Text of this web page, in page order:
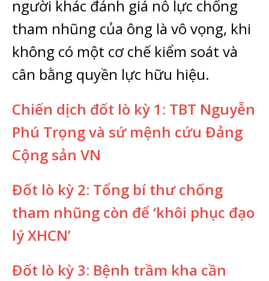
người khác đánh giá nỗ lực chống
tham nhũng của ông là vô vọng, khi
không có một cơ chế kiểm soát và
cân bằng quyền lực hữu hiệu.
Chiến dịch đốt lò kỳ 1: TBT Nguyễn
Phú Trọng và sứ mệnh cứu Đảng
Cộng sản VN
Đốt lò kỳ 2: Tổng bí thư chống
tham nhũng còn để ‘khôi phục đạo
lý XHCN’
Đốt lò kỳ 3: Bệnh trầm kha cần